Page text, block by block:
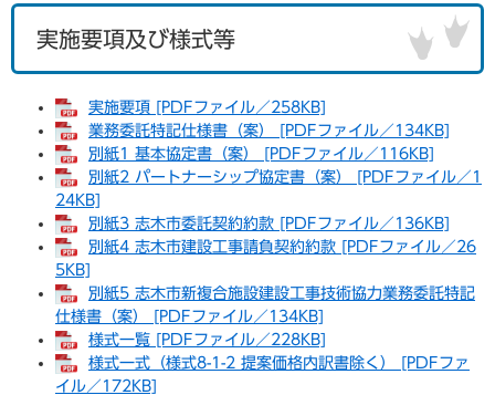
実施要項及び様式等
実施要項 [PDFファイル／258KB]
業務委託特記仕様書（案） [PDFファイル／134KB]
別紙1 基本協定書（案） [PDFファイル／116KB]
別紙2 パートナーシップ協定書（案） [PDFファイル／1
24KB]
別紙3 志木市委託契約約款 [PDFファイル／136KB]
別紙4 志木市建設工事請負契約約款 [PDFファイル／26
5KB]
別紙5 志木市新複合施設建設工事技術協力業務委託特記
仕様書（案） [PDFファイル／134KB]
様式一覧 [PDFファイル／228KB]
様式一式（様式8-1-2 提案価格内訳書除く） [PDFファ
イル／172KB]